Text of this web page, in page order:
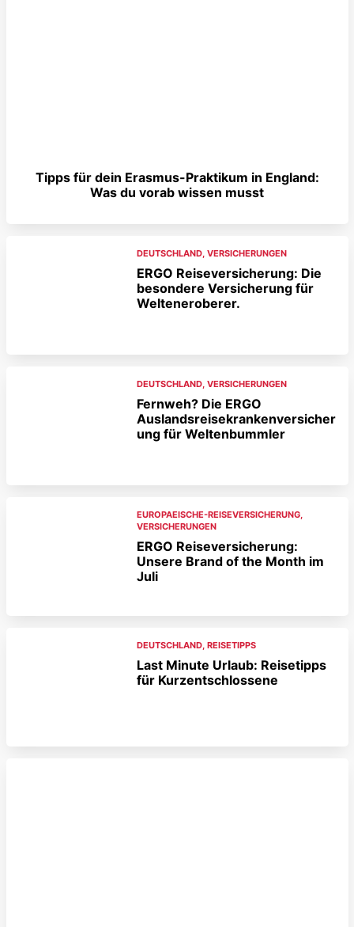
Tipps für dein Erasmus-Praktikum in England:
Was du vorab wissen musst
DEUTSCHLAND, VERSICHERUNGEN
ERGO Reiseversicherung: Die
besondere Versicherung für
Welteneroberer.
DEUTSCHLAND, VERSICHERUNGEN
Fernweh? Die ERGO
Auslandsreisekrankenversicher
ung für Weltenbummler
EUROPAEISCHE-REISEVERSICHERUNG,
VERSICHERUNGEN
ERGO Reiseversicherung:
Unsere Brand of the Month im
Juli
DEUTSCHLAND, REISETIPPS
Last Minute Urlaub: Reisetipps
für Kurzentschlossene